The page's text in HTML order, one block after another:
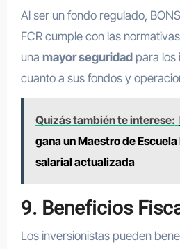
Al ser un fondo regulado,
FCR cumple con las
una mayor seguridadpara los
cuanto a sus fondos y
Quizás también te interese:
gana un Maestro de
salarial actualizada
9. Beneficios
Los inversionistas pueden